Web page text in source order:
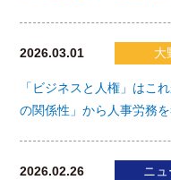
2026.03.01 大
「ビジネスと人権」はこ
の関係性」から人事労務
2026.02.26 ニュ